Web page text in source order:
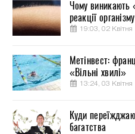
Чому виникають
реакції організму
19:03, 02 Квітня
Метінвест:
«Вільні хвилі»
13:24, 03 Квітня
Куди
багатства